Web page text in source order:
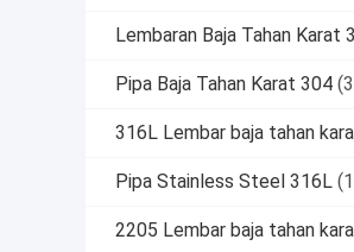
Lembaran Baja Tahan Karat
Pipa Baja Tahan Karat 304
316L Lembar baja tahan
Pipa Stainless Steel 316L
2205 Lembar baja tahan